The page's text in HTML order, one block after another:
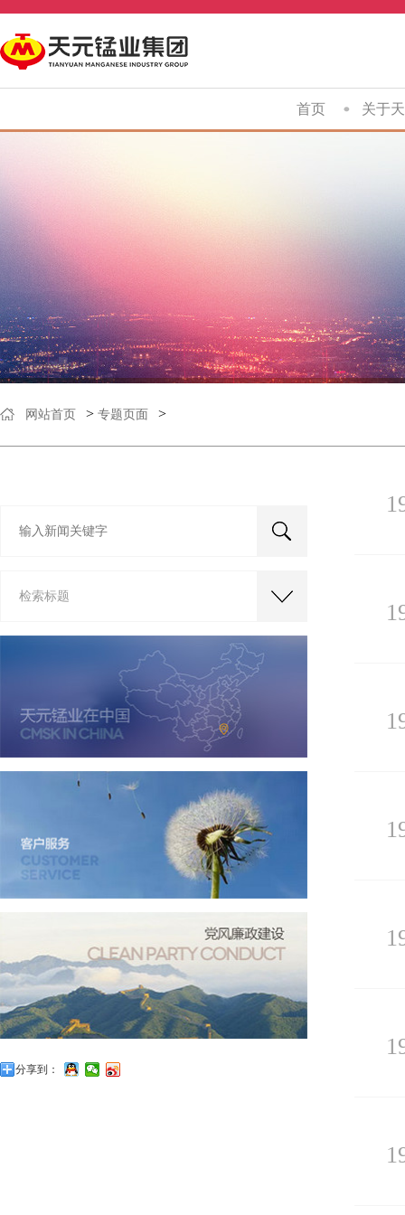
首页 关于
网站首页 > 专题页面 >
检索标题
分享到：